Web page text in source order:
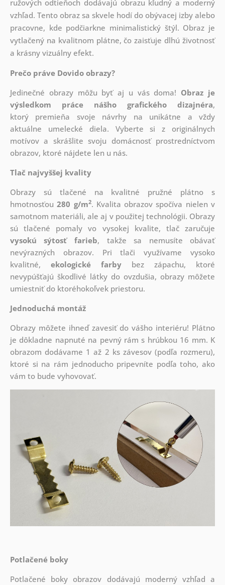
ružových odtieňoch dodávajú obrazu kľudný a moderný
vzhľad. Tento obraz sa skvele hodí do obývacej izby alebo
pracovne, kde podčiarkne minimalistický štýl. Obraz je
vytlačený na kvalitnom plátne, čo zaisťuje dlhú životnosť
a krásny vizuálny efekt.
Prečo práve Dovido obrazy?
Jedinečné obrazy môžu byť aj u vás doma! Obraz je
výsledkom práce nášho grafického dizajnéra,
ktorý premieňa svoje návrhy na unikátne a vždy
aktuálne umelecké diela. Vyberte si z originálnych
motívov a skrášlite svoju domácnosť prostredníctvom
obrazov, ktoré nájdete len u nás.
Tlač najvyššej kvality
Obrazy sú tlačené na kvalitné pružné plátno s
hmotnosťou280 g/m2. Kvalita obrazov spočíva nielen v
samotnom materiáli, ale aj v použitej technológii. Obrazy
sú tlačené pomaly vo vysokej kvalite, tlač zaručuje
vysokú sýtosť farieb, takže sa nemusíte obávať
nevýrazných obrazov. Pri tlači využívame vysoko
kvalitné, ekologické farby bez zápachu, ktoré
nevypúšťajú škodlivé látky do ovzdušia, obrazy môžete
umiestniť do ktoréhokoľvek priestoru.
Jednoduchá montáž
Obrazy môžete ihneď zavesiť do vášho interiéru! Plátno
je dôkladne napnuté na pevný rám s hrúbkou 16 mm. K
obrazom dodávame 1 až 2 ks závesov (podľa rozmeru),
ktoré si na rám jednoducho pripevníte podľa toho, ako
vám to bude vyhovovať.
Potlačené boky
Potlačené boky obrazov dodávajú moderný vzhľad a